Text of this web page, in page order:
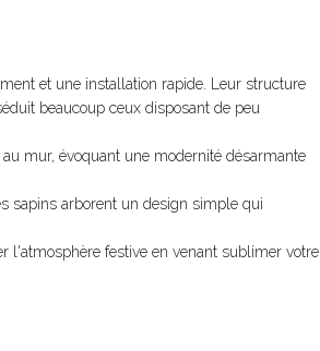
et une installation rapide. Leur structure
beaucoup ceux disposant de peu
mur, évoquant une modernité désarmante
sapins arborent un design simple qui
l'atmosphère festive en venant sublimer votre